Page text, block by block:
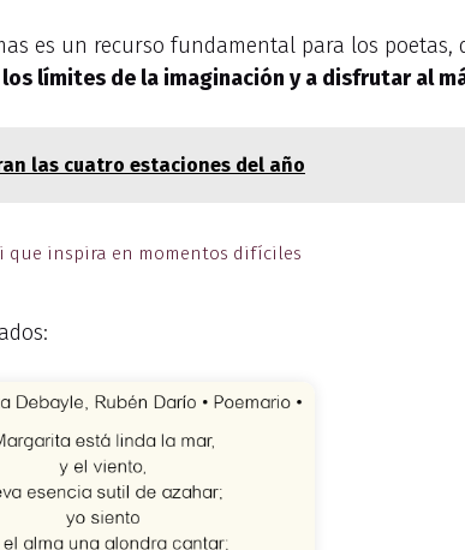
es un recurso fundamental para los poetas,
límites de la imaginación y a disfrutar al
las cuatro estaciones del año
que inspira en momentos difíciles